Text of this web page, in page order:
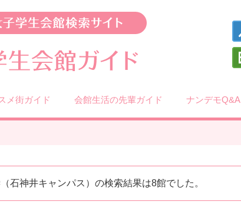
メ街ガイド 会館生活の先輩ガイド ナンデモQ&A
石神井キャンパス）の検索結果は8館でした。